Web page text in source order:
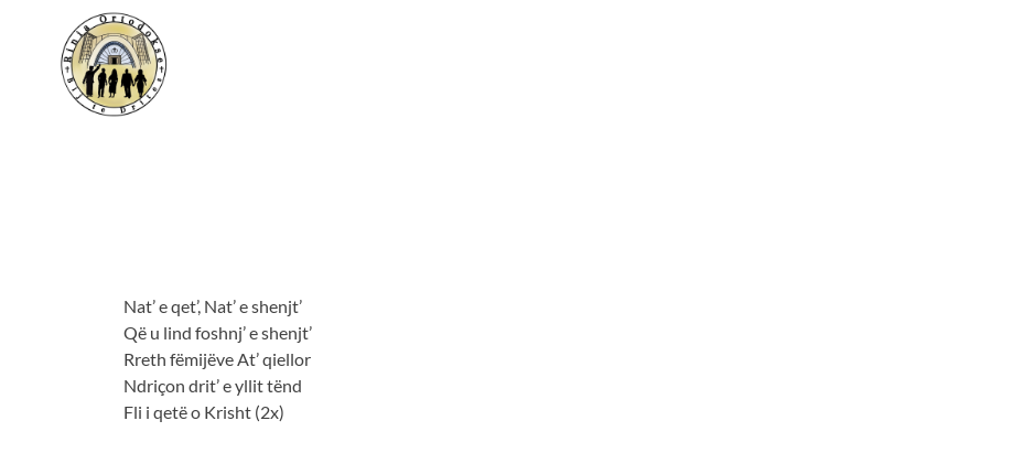
Nat’ e qet’, Nat’ e shenjt’
Që u lind foshnj’ e shenjt’
Rreth fëmijëve At’ qiellor
Ndriçon drit’ e yllit tënd
Fli i qetë o Krisht (2x)